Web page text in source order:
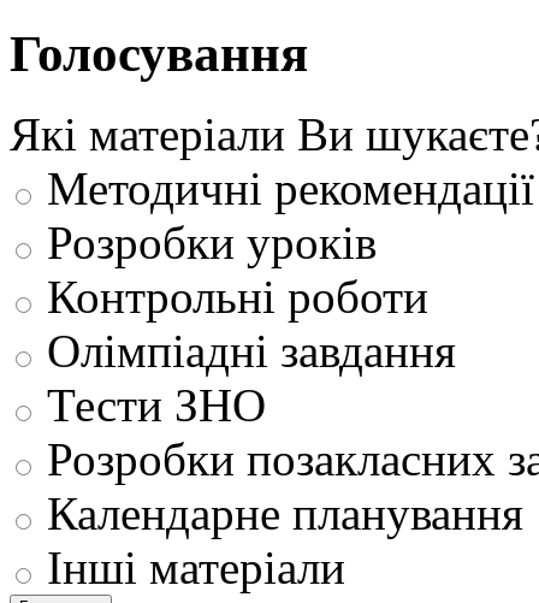
Голосування
Які матеріали Ви
Методичні рекомендації
Розробки уроків
Контрольні роботи
Олімпіадні завдання
Тести ЗНО
Розробки позакласних
Календарне планування
Інші матеріали